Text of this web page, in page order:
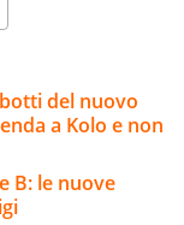
del nuovo
a Kolo e non
B: le nuove